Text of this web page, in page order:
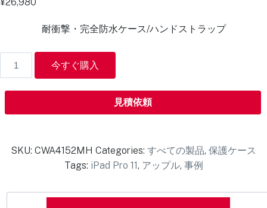
¥26,980
耐衝撃・完全防水ケース/ハンドストラップ
今すぐ購入
見積依頼
SKU: CWA4152MH Categories: すべての製品, 保護ケース
Tags: iPad Pro 11, アップル, 事例